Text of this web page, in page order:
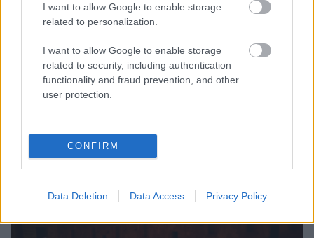
I want to allow Google to enable storage
related to personalization.
I want to allow Google to enable storage
related to security, including authentication
functionality and fraud prevention, and other
user protection.
CONFIRM
Data Deletion Data Access Privacy Policy
nagyszabású gálán, ha nem is mondják ki, de a
kollégák versengenek egymással.
fogalmaznék, hogy inspiráljuk, ambicionáljuk
egymást a produkcióinkkal: amikor látod, hallod,
hogy a többiek mennyire jók voltak, majd kiállsz a
színpadra, azt érzed, hogy te is akarsz ebből a
fantasztikus estéből egy szeletet, és még jobban
doppingoló érzés.”